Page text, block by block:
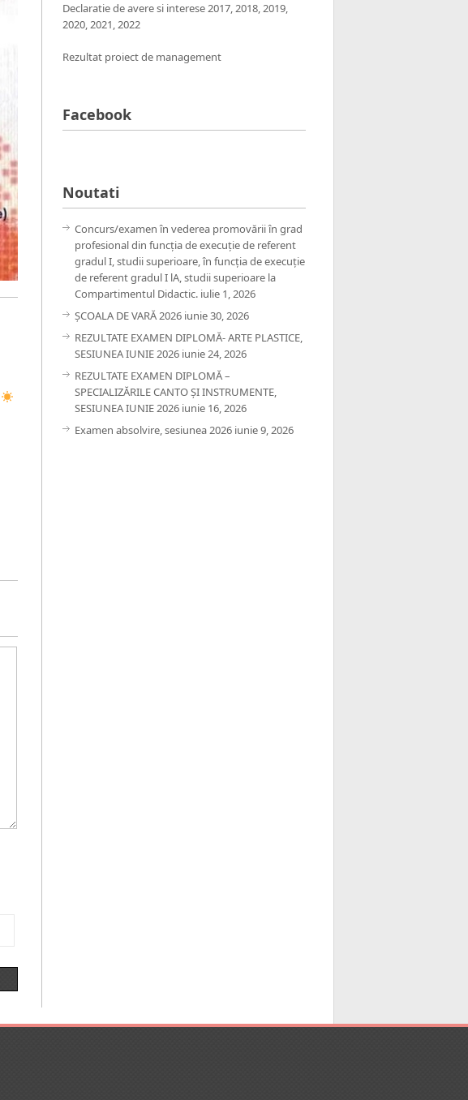
Declaratie de avere si interese2017,2018,2019,
2020,2021,2022
Rezultat proiect de management
Facebook
Noutati
Concurs/examen în vederea promovării în grad
profesional din funcția de execuție de referent
gradul I, studii superioare, în funcția de execuție
de referent gradul I lA, studii superioare la
Compartimentul Didactic. iulie 1, 2026
ȘCOALA DE VARĂ 2026 iunie 30, 2026
REZULTATE EXAMEN DIPLOMĂ- ARTE PLASTICE,
SESIUNEA IUNIE 2026 iunie 24, 2026
REZULTATE EXAMEN DIPLOMĂ –
SPECIALIZĂRILE CANTO ȘI INSTRUMENTE,
SESIUNEA IUNIE 2026 iunie 16, 2026
Examen absolvire, sesiunea 2026 iunie 9, 2026